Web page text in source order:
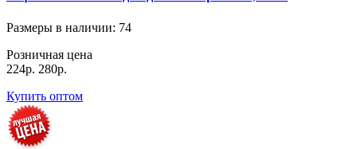
Размеры в наличии: 74
Розничная цена
224р. 280р.
Купить оптом